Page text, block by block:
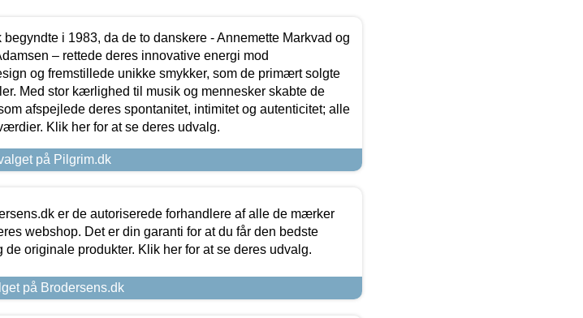
begyndte i 1983, da de to danskere - Annemette Markvad og
– rettede deres innovative energi mod
og fremstillede unikke smykker, som de primært solgte
Med stor kærlighed til musik og mennesker skabte de
afspejlede deres spontanitet, intimitet og autenticitet; alle
Klik her for at se deres udvalg.
på Pilgrim.dk
er de autoriserede forhandlere af alle de mærker
webshop. Det er din garanti for at du får den bedste
de originale produkter. Klik her for at se deres udvalg.
på Brodersens.dk